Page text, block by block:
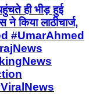
ही भीड़ हुई
किया लाठीचार्ज,
#UmarAhmed